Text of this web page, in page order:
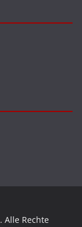
. Alle Rechte